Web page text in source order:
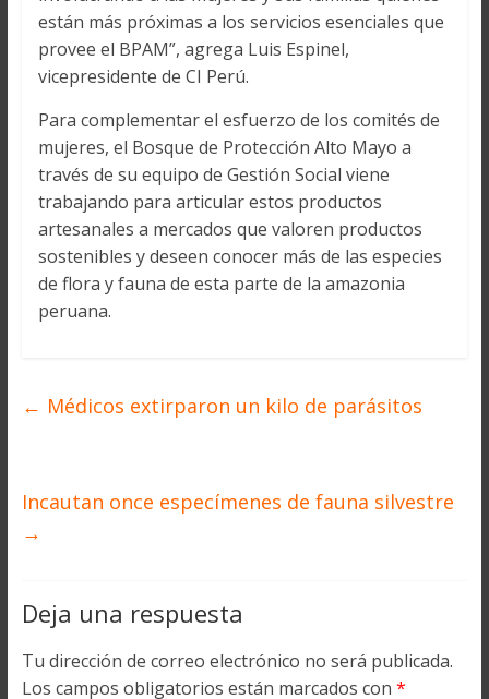
están más próximas a los servicios esenciales que
provee el BPAM”, agrega Luis Espinel,
vicepresidente de CI Perú.
Para complementar el esfuerzo de los comités de
mujeres, el Bosque de Protección Alto Mayo a
través de su equipo de Gestión Social viene
trabajando para articular estos productos
artesanales a mercados que valoren productos
sostenibles y deseen conocer más de las especies
de flora y fauna de esta parte de la amazonia
peruana.
← Médicos extirparon un kilo de parásitos
Incautan once especímenes de fauna silvestre
→
Deja una respuesta
Tu dirección de correo electrónico no será publicada.
Los campos obligatorios están marcados con *